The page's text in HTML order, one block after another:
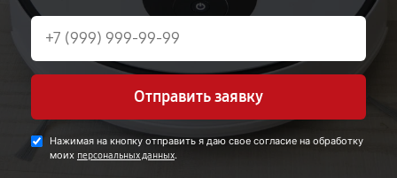
Отправить заявку
Нажимая на кнопку отправить я даю свое согласие на обработку
моих персональных данных.